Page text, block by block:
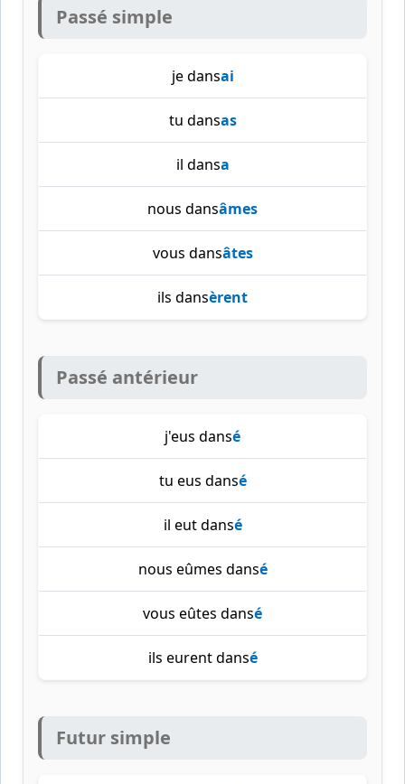
Passé simple
je dansai
tu dansas
il dansa
nous dansâmes
vous dansâtes
ils dansèrent
Passé antérieur
j'eus dansé
tu eus dansé
il eut dansé
nous eûmes dansé
vous eûtes dansé
ils eurent dansé
Futur simple